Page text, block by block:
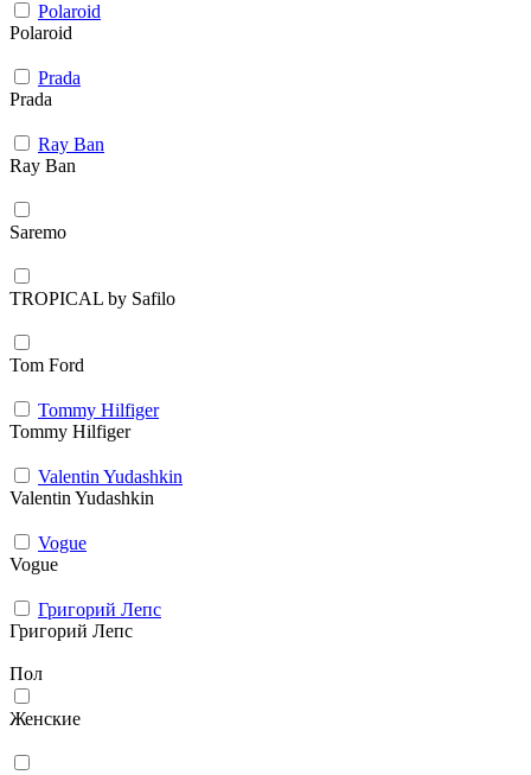
Polaroid
Polaroid
Prada
Prada
Ray Ban
Ray Ban
Saremo
TROPICAL by Safilo
Tom Ford
Tommy Hilfiger
Tommy Hilfiger
Valentin Yudashkin
Valentin Yudashkin
Vogue
Vogue
Григорий Лепс
Григорий Лепс
Пол
Женские